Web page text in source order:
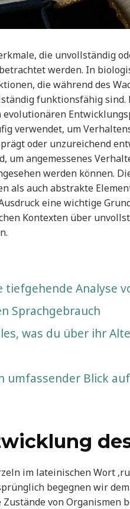
die unvollständig
werden. In
die während des
funktionsfähig
verwendet, um
oder unzureichend
um angemessenes
werden können.
als auch abstrakte
eine wichtige
Kontexten über
tiefgehende Analyse
Sprachgebrauch
was du über ihr
umfassender Blick
im lateinischen Wort
begegnen wir
von Organismen